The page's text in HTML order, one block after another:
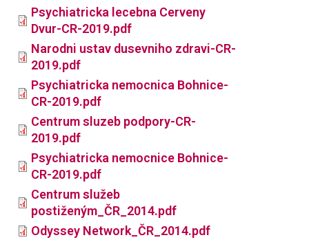
Psychiatricka lecebna Cerveny
Dvur-CR-2019.pdf
Narodni ustav dusevniho zdravi-CR-
2019.pdf
Psychiatricka nemocnica Bohnice-
CR-2019.pdf
Centrum sluzeb podpory-CR-
2019.pdf
Psychiatricka nemocnice Bohnice-
CR-2019.pdf
Centrum služeb
postiženým_ČR_2014.pdf
Odyssey Network_ČR_2014.pdf